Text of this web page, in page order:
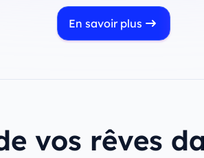
En savoir plus
vos rêves